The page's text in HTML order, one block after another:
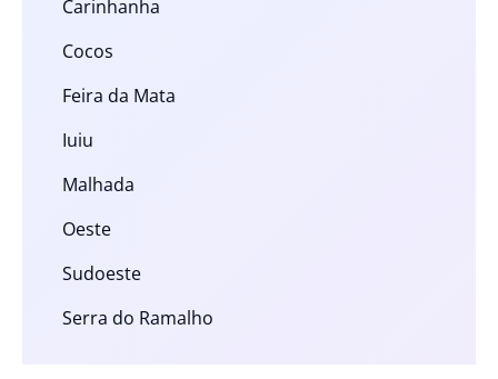
Carinhanha
Cocos
Feira da Mata
Iuiu
Malhada
Oeste
Sudoeste
Serra do Ramalho